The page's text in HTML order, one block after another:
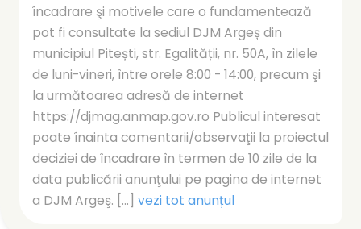
încadrare şi motivele care o fundamentează
pot fi consultate la sediul DJM Argeș din
municipiul Pitești, str. Egalității, nr. 50A, în zilele
de luni-vineri, între orele 8:00 - 14:00, precum şi
la următoarea adresă de internet
https://djmag.anmap.gov.ro Publicul interesat
poate înainta comentarii/observaţii la proiectul
deciziei de încadrare în termen de 10 zile de la
data publicării anunţului pe pagina de internet
a DJM Argeş. [...] vezi tot anunțul